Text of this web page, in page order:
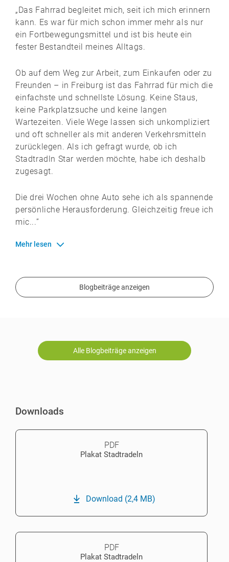
„Das Fahrrad begleitet mich, seit ich mich erinnern
kann. Es war für mich schon immer mehr als nur
ein Fortbewegungsmittel und ist bis heute ein
fester Bestandteil meines Alltags.
Ob auf dem Weg zur Arbeit, zum Einkaufen oder zu
Freunden – in Freiburg ist das Fahrrad für mich die
einfachste und schnellste Lösung. Keine Staus,
keine Parkplatzsuche und keine langen
Wartezeiten. Viele Wege lassen sich unkompliziert
und oft schneller als mit anderen Verkehrsmitteln
zurücklegen. Als ich gefragt wurde, ob ich
Stadtradln Star werden möchte, habe ich deshalb
zugesagt.
Die drei Wochen ohne Auto sehe ich als spannende
persönliche Herausforderung. Gleichzeitig freue ich
mic...”
Mehr lesen
Blogbeiträge anzeigen
Alle Blogbeiträge anzeigen
Downloads
PDF
Plakat Stadtradeln
Download (2,4 MB)
PDF
Plakat Stadtradeln